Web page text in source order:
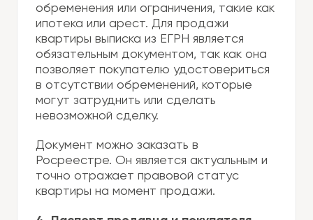
обременения или ограничения, такие как
ипотека или арест. Для продажи
квартиры выписка из ЕГРН является
обязательным документом, так как она
позволяет покупателю удостовериться
в отсутствии обременений, которые
могут затруднить или сделать
невозможной сделку.
Документ можно заказать в
Росреестре. Он является актуальным и
точно отражает правовой статус
квартиры на момент продажи.